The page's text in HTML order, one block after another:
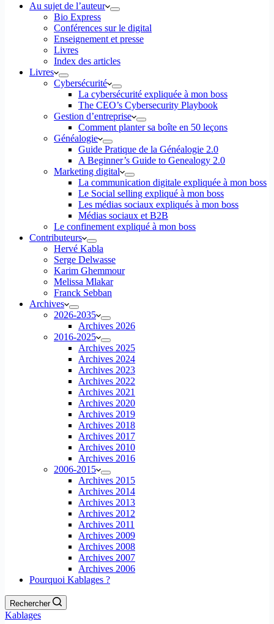
Au sujet de l’auteur
Bio Express
Conférences sur le digital
Enseignement et presse
Livres
Index des articles
Livres
Cybersécurité
La cybersécurité expliquée à mon boss
The CEO’s Cybersecurity Playbook
Gestion d’entreprise
Comment planter sa boîte en 50 leçons
Généalogie
Guide Pratique de la Généalogie 2.0
A Beginner’s Guide to Genealogy 2.0
Marketing digital
La communication digitale expliquée à mon boss
Le Social selling expliqué à mon boss
Les médias sociaux expliqués à mon boss
Médias sociaux et B2B
Le confinement expliqué à mon boss
Contributeurs
Hervé Kabla
Serge Delwasse
Karim Ghemmour
Melissa Mlakar
Franck Sebban
Archives
2026-2035
Archives 2026
2016-2025
Archives 2025
Archives 2024
Archives 2023
Archives 2022
Archives 2021
Archives 2020
Archives 2019
Archives 2018
Archives 2017
Archives 2010
Archives 2016
2006-2015
Archives 2015
Archives 2014
Archives 2013
Archives 2012
Archives 2011
Archives 2009
Archives 2008
Archives 2007
Archives 2006
Pourquoi Kablages ?
Rechercher
Kablages